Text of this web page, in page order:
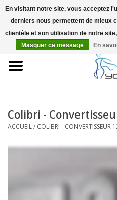
EUR
Accueil
Colibri -
ACCUEIL/ COLIBRI - CONVERTISSEUR
En visitant notre site, vous acceptez
derniers nous permettent de mieux
clientèle et son utilisation de notre
Masquer ce message
En